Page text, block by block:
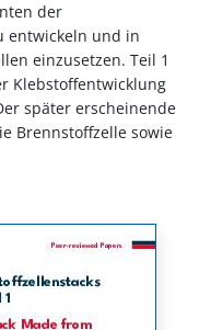
der
entwickeln und in
einzusetzen. Teil 1
Klebstoffentwicklung
später erscheinende
Brennstoffzelle sowie